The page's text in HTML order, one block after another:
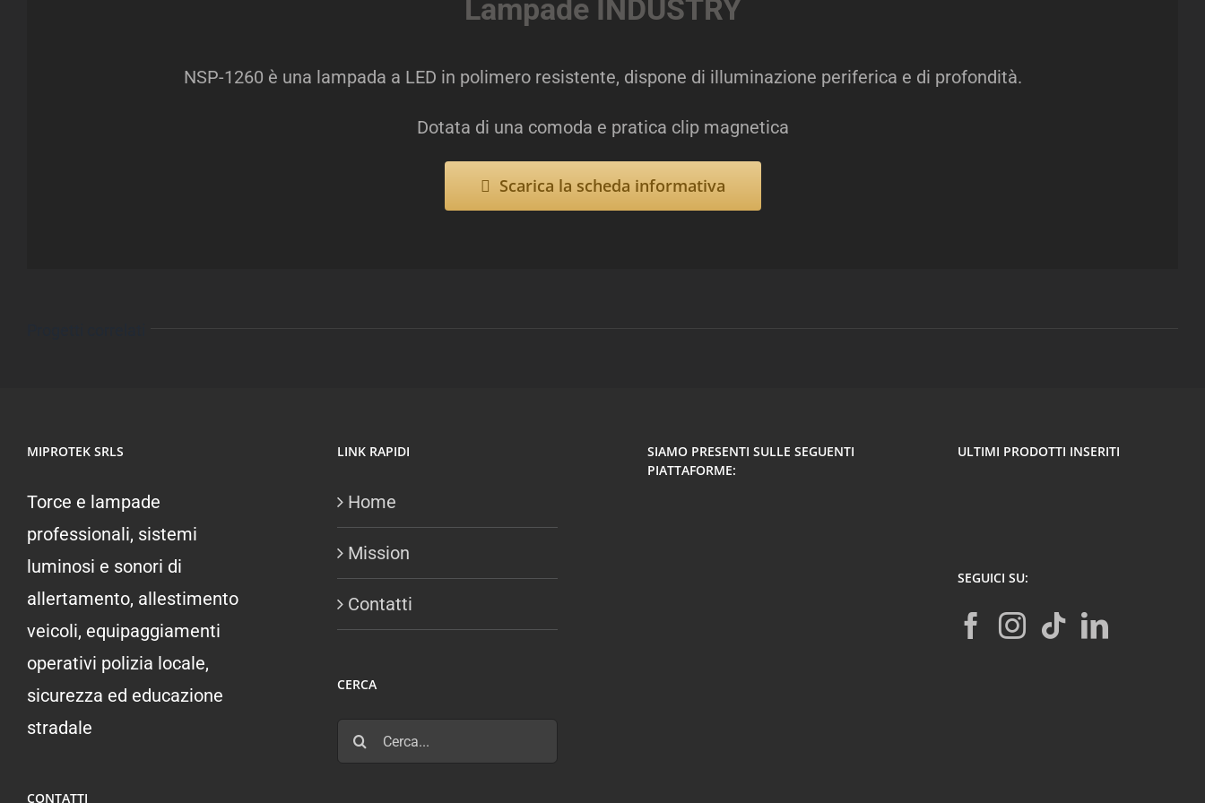
Lampade INDUSTRY
NSP-1260 è una lampada a LED in polimero resistente, dispone di illuminazione periferica e di profondità.
Dotata di una comoda e pratica clip magnetica
Scarica la scheda informativa
MIPROTEK SRLS
Torce e lampade
professionali, sistemi
luminosi e sonori di
allertamento, allestimento
veicoli, equipaggiamenti
operativi polizia locale,
sicurezza ed educazione
stradale
CONTATTI
LINK RAPIDI
Home
Mission
Contatti
CERCA
Cerca
per:
SIAMO PRESENTI SULLE SEGUENTI
PIATTAFORME:
ULTIMI PRODOTTI INSERITI
SEGUICI SU: